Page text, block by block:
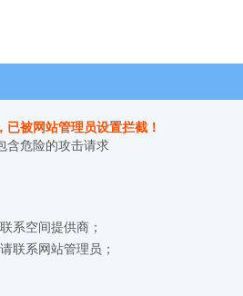
被网站管理员设置拦截！
含危险的攻击请求
系空间提供商；
联系网站管理员；